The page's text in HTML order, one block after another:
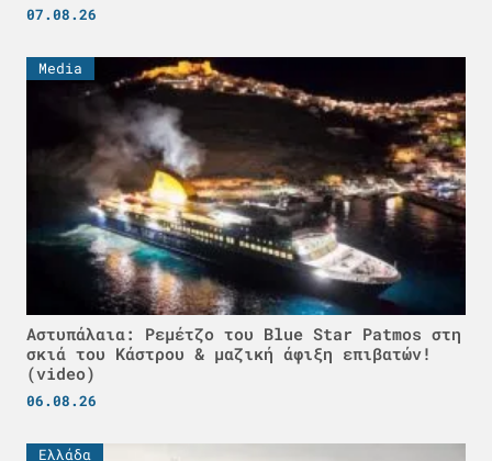
07.08.26
Media
Αστυπάλαια: Ρεμέτζο του Blue Star Patmos στη
σκιά του Κάστρου & μαζική άφιξη επιβατών!
(video)
06.08.26
Ελλάδα